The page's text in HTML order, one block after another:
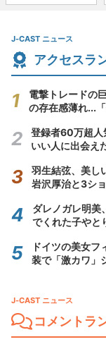
J-CAST ニュース
アクセスラ
電撃トレードの
の存在感薄れ...
登録者60万超
いい人に出会え
羽生結弦、美し
岩沢厚治と3シ
ダレノガレ明美
でくれた子やと
ドイツの美女
装で「激カワ」
J-CAST ニュース
コメントラ